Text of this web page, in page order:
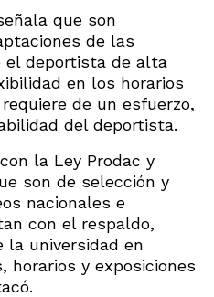
que son
de las
el deportista de alta
en los horarios
de un esfuerzo,
del deportista.
la Ley Prodac y
son de selección y
nacionales e
con el respaldo,
la universidad en
horarios y exposiciones